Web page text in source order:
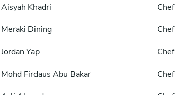
Aisyah Khadri Chef
Meraki Dining Chef
Jordan Yap Chef
Mohd Firdaus Abu Bakar Chef